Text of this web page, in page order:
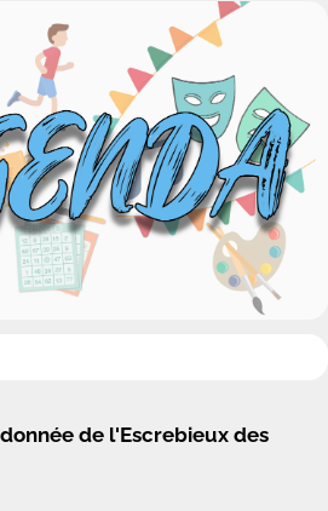
de l'Escrebieux des